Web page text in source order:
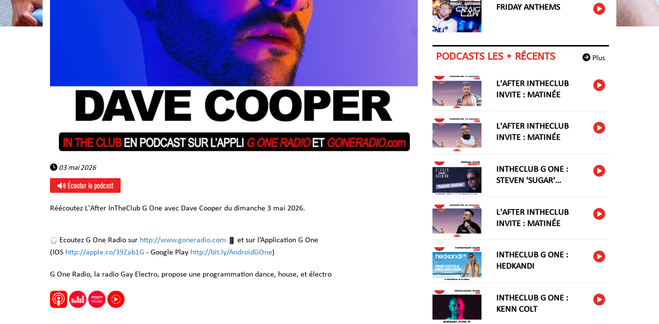
03 mai 2026
Écouter le podcast
Réécoutez L'After InTheClub G One avec Dave Cooper du dimanche 3 mai 2026.
Ecoutez G One Radio sur http://www.goneradio.com
et sur l’Application G One
(IOS http://apple.co/39Zab1G - Google Play http://bit.ly/AndroidGOne)
G One Radio, la radio Gay Electro, propose une programmation dance, house, et électro
FRIDAY ANTHEMS
Plus
PODCASTS LES + RÉCENTS
L'AFTER INTHECLUB
INVITE : MATINÉE
L'AFTER INTHECLUB
INVITE : MATINÉE
INTHECLUB G ONE :
STEVEN 'SUGAR'
L'AFTER INTHECLUB
INVITE : MATINÉE
INTHECLUB G ONE :
HEDKANDI
INTHECLUB G ONE :
KENN COLT